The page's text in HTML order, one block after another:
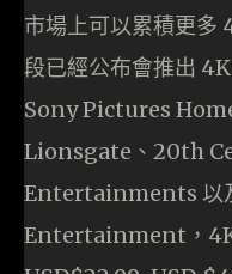
市場上可以累積更
段已經公布會推出
Sony Pictures
Lionsgate、20th
Entertainments 以
Entertainment，